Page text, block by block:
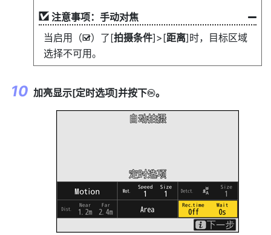
注意事项：手动对焦
当启用（M）了[拍摄条件]>[距离]时，目标区域
选择不可用。
加亮显示[定时选项]并按下J。